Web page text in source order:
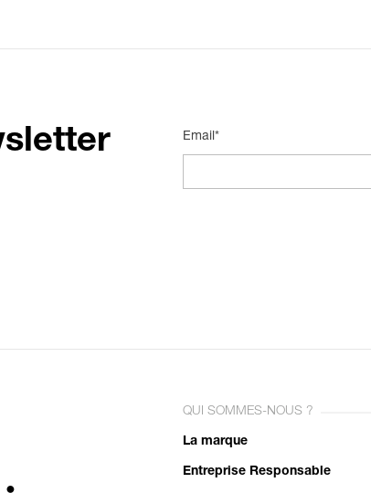
Email*
QUI SOMMES-NOUS ?
La marque
Entreprise Responsable